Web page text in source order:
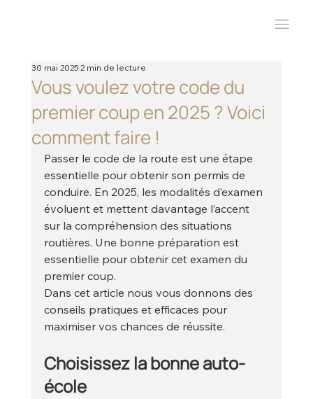
Vous voulez votre code du
premier coup en 2025 ? Voici
comment faire !
30 mai 20252 min de lecture
Passer le code de la route est une étape
essentielle pour obtenir son permis de
conduire. En 2025, les modalités d’examen
évoluent et mettent davantage l’accent
sur la compréhension des situations
routières. Une bonne préparation est
essentielle pour obtenir cet examen du
premier coup.
Dans cet article nous vous donnons des
conseils pratiques et efficaces pour
maximiser vos chances de réussite.
Choisissez la bonne auto-
école